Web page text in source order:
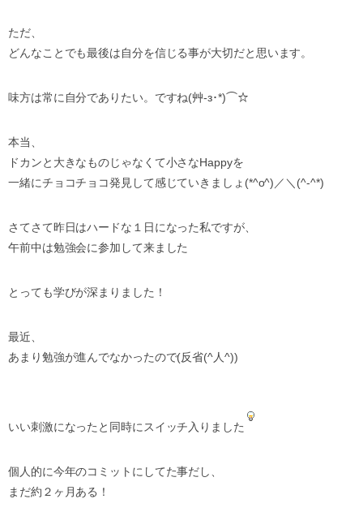
ただ、
どんなことでも最後は自分を信じる事が大切だと思います。
味方は常に自分でありたい。ですね(艸-з･*)⌒☆
本当、
ドカンと大きなものじゃなくて小さなHappyを
一緒にチョコチョコ発見して感じていきましょ(*^o^)／＼(^-^*)
さてさて昨日はハードな１日になった私ですが、
午前中は勉強会に参加して来ました
とっても学びが深まりました！
最近、
あまり勉強が進んでなかったので(反省(^人^))
いい刺激になったと同時にスイッチ入りました
個人的に今年のコミットにしてた事だし、
まだ約２ヶ月ある！